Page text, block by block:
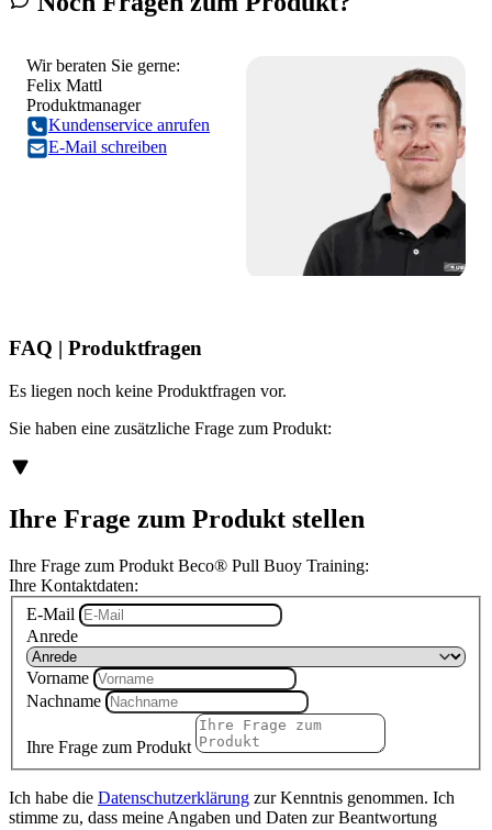
Wir beraten Sie gerne:
Felix Mattl
Produktmanager
Kundenservice anrufen
E-Mail schreiben
FAQ | Produktfragen
Es liegen noch keine Produktfragen vor.
Sie haben eine zusätzliche Frage zum Produkt:
Ihre Frage zum Produkt stellen
Ihre Frage zum Produkt Beco® Pull Buoy Training:
Ihre Kontaktdaten:
E-Mail
Anrede
Vorname
Nachname
Ihre Frage zum Produkt
Ich habe die Datenschutzerklärung zur Kenntnis genommen. Ich
stimme zu, dass meine Angaben und Daten zur Beantwortung